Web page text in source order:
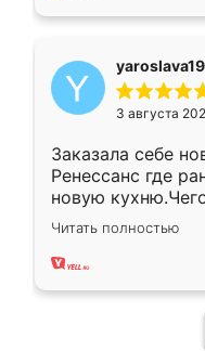
3 августа
Заказала себе
Ренессанс где
новую
вполне
два года,
Читать полностью